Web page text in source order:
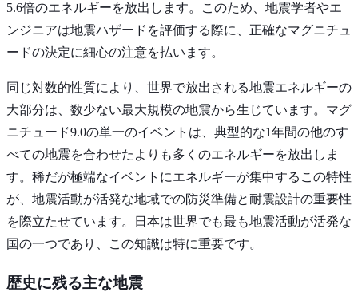
5.6倍のエネルギーを放出します。このため、地震学者やエ
ンジニアは地震ハザードを評価する際に、正確なマグニチュ
ードの決定に細心の注意を払います。
同じ対数的性質により、世界で放出される地震エネルギーの
大部分は、数少ない最大規模の地震から生じています。マグ
ニチュード9.0の単一のイベントは、典型的な1年間の他のす
べての地震を合わせたよりも多くのエネルギーを放出しま
す。稀だが極端なイベントにエネルギーが集中するこの特性
が、地震活動が活発な地域での防災準備と耐震設計の重要性
を際立たせています。日本は世界でも最も地震活動が活発な
国の一つであり、この知識は特に重要です。
歴史に残る主な地震